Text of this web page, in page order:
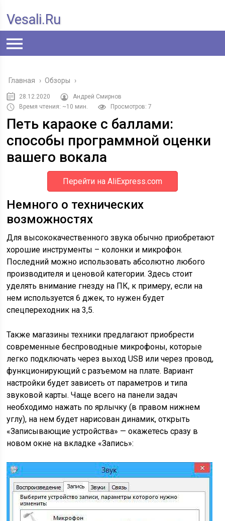
Vesali.ru
Главная › Обзоры ›
28.12.2020
Андрей Смирнов
Время чтения: ~10 мин.
Просмотров: 7
Петь караоке с баллами:
способы программной оценки
вашего вокала
Перейти на AliExpress.com
Немного о технических
возможностях
Для высококачественного звука обычно приобретают
хорошие инструменты – колонки и микрофон.
Последний можно использовать абсолютно любого
производителя и ценовой категории. Здесь стоит
уделять внимание гнезду на ПК, к примеру, если на
нем используется 6 джек, то нужен будет
спецпереходник на 3,5.
Также магазины техники предлагают приобрести
современные беспроводные микрофоны, которые
легко подключать через выход USB или через провод,
функционирующий с разъемом на плате. Вариант
настройки будет зависеть от параметров и типа
звуковой карты. Чаще всего на панели задач
необходимо нажать по ярлычку (в правом нижнем
углу), на нем будет нарисован динамик, открыть
«Записывающие устройства» — окажетесь сразу в
новом окне на вкладке «Запись»: